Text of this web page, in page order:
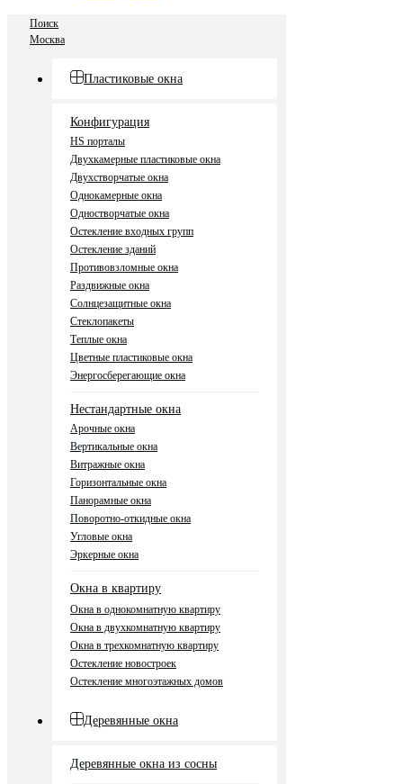
Поиск
Москва
Пластиковые окна
Конфигурация
HS порталы
Двухкамерные пластиковые окна
Двухстворчатые окна
Однокамерные окна
Одностворчатые окна
Остекление входных групп
Остекление зданий
Противовзломные окна
Раздвижные окна
Солнцезащитные окна
Стеклопакеты
Теплые окна
Цветные пластиковые окна
Энергосберегающие окна
Нестандартные окна
Арочные окна
Вертикальные окна
Витражные окна
Горизонтальные окна
Панорамные окна
Поворотно-откидные окна
Угловые окна
Эркерные окна
Окна в квартиру
Окна в однокомнатную квартиру
Окна в двухкомнатную квартиру
Окна в трехкомнатную квартиру
Остекление новостроек
Остекление многоэтажных домов
Деревянные окна
Деревянные окна из сосны